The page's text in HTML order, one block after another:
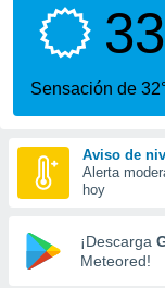
calidad.
a este
las
y
forma
digital
basada
Sensación de
Aviso de
Alerta
hoy
¡Descarga
Meteored!